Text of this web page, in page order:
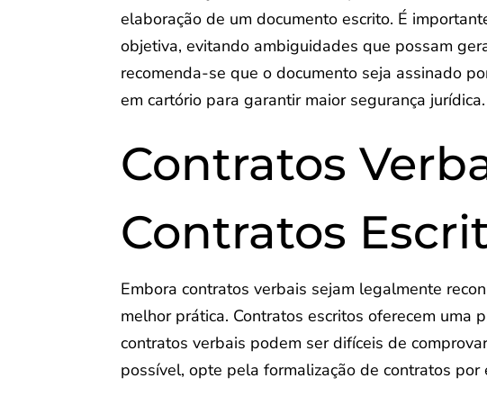
elaboração de um documento escrito. É
objetiva, evitando ambiguidades que possam
recomenda-se que o documento seja assinado
em cartório para garantir maior segurança jurídica.
Contratos
Contratos
Embora contratos verbais sejam legalmente
melhor prática. Contratos escritos oferecem
contratos verbais podem ser difíceis de
possível, opte pela formalização de contratos